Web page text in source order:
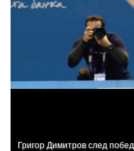
Григор Димитров след